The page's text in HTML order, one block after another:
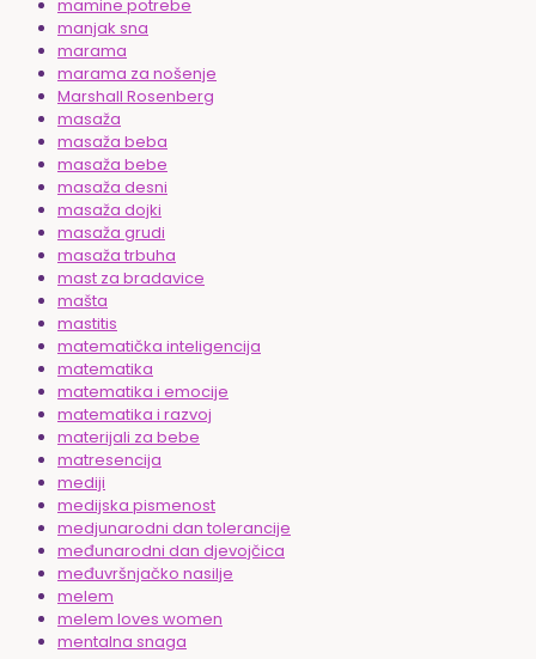
mamine potrebe
manjak sna
marama
marama za nošenje
Marshall Rosenberg
masaža
masaža beba
masaža bebe
masaža desni
masaža dojki
masaža grudi
masaža trbuha
mast za bradavice
mašta
mastitis
matematička inteligencija
matematika
matematika i emocije
matematika i razvoj
materijali za bebe
matresencija
mediji
medijska pismenost
medjunarodni dan tolerancije
međunarodni dan djevojčica
međuvršnjačko nasilje
melem
melem loves women
mentalna snaga